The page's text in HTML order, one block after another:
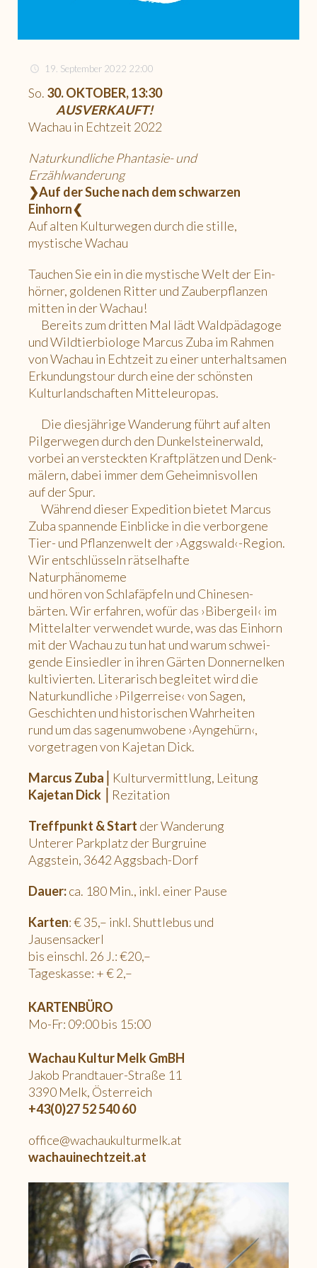
19. September 2022 22:00
So. 30. OKTOBER, 13:30
AUSVERKAUFT!
Wachau in Echtzeit 2022
Naturkundliche Phantasie- und
Erzählwanderung
❯Auf der Suche nach dem schwarzen
Einhorn❮
Auf alten Kulturwegen durch die stille,
mystische Wachau
Tauchen Sie ein in die mystische Welt der Ein-
hörner, goldenen Ritter und Zauberpflanzen
mitten in der Wachau!
Bereits zum dritten Mal lädt Waldpädagoge
und Wildtierbiologe Marcus Zuba im Rahmen
von Wachau in Echtzeit zu einer unterhaltsamen
Erkundungstour durch eine der schönsten
Kulturlandschaften Mitteleuropas.
Die diesjährige Wanderung führt auf alten
Pilgerwegen durch den Dunkelsteinerwald,
vorbei an versteckten Kraftplätzen und Denk-
mälern, dabei immer dem Geheimnisvollen
auf der Spur.
Während dieser Expedition bietet Marcus
Zuba spannende Einblicke in die verborgene
Tier- und Pflanzenwelt der ›Aggswald‹-Region.
Wir entschlüsseln rätselhafte
Naturphänomeme
und hören von Schlafäpfeln und Chinesen-
bärten. Wir erfahren, wofür das ›Bibergeil‹ im
Mittelalter verwendet wurde, was das Einhorn
mit der Wachau zu tun hat und warum schwei-
gende Einsiedler in ihren Gärten Donnernelken
kultivierten. Literarisch begleitet wird die
Naturkundliche ›Pilgerreise‹ von Sagen,
Geschichten und historischen Wahrheiten
rund um das sagenumwobene ›Ayngehürn‹,
vorgetragen von Kajetan Dick.
Marcus Zuba
⎜Kulturvermittlung, Leitung
Kajetan Dick ⎜Rezitation
Treffpunkt & Start der Wanderung
Unterer Parkplatz der Burgruine
Aggstein, 3642 Aggsbach-Dorf
Dauer:ca. 180 Min., inkl. einer Pause
Karten: € 35,– inkl. Shuttlebus und
Jausensackerl
bis einschl. 26 J.: €20,–
Tageskasse: + € 2,–
KARTENBÜRO
Mo-Fr: 09:00 bis 15:00
Wachau Kultur Melk GmBH
Jakob Prandtauer-Straße 11
3390 Melk, Österreich
+43(0)27 52 540 60
office@wachaukulturmelk.at
wachauinechtzeit.at